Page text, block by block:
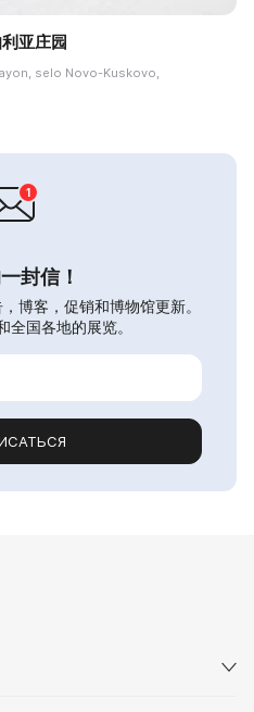
亚庄园
selo Novo-Kuskovo,
封信！
博客，促销和博物馆更新。
全国各地的展览。